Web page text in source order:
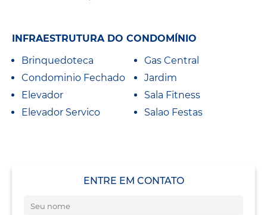
INFRAESTRUTURA DO CONDOMÍNIO
Brinquedoteca
Condominio Fechado
Elevador
Elevador Servico
Gas Central
Jardim
Sala Fitness
Salao Festas
ENTRE EM CONTATO